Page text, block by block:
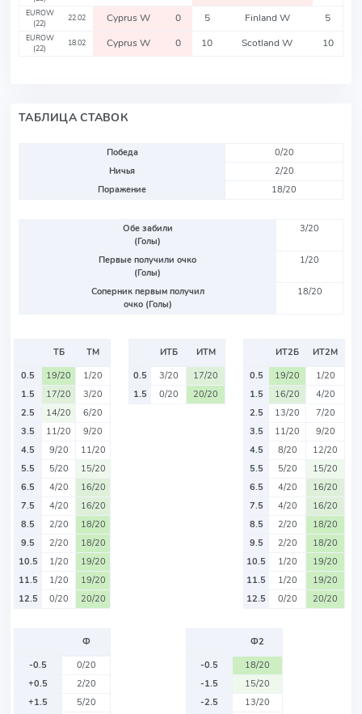
EUROW
(22)
22.02 Cyprus W 0 5 Finland W 5
EUROW
(22)
18.02 Cyprus W 0 10 Scotland W 10
ТАБЛИЦА СТАВОК
Победа
0/20
Ничья
2/20
Поражение
18/20
Обе забили
(Голы)
3/20
Первые получили очко
(Голы)
1/20
Соперник первым получил
очко (Голы)
18/20
ТБ
ТМ
0.5
19/20
1/20
1.5
17/20
3/20
2.5
14/20
6/20
3.5
11/20
9/20
4.5
9/20
11/20
5.5
5/20
15/20
6.5
4/20
16/20
7.5
4/20
16/20
8.5
2/20
18/20
9.5
2/20
18/20
10.5
1/20
19/20
11.5
1/20
19/20
12.5
0/20 20/20
ИТБ
ИТМ
0.5
3/20
17/20
1.5
0/20 20/20
ИТ2Б
ИТ2М
0.5
19/20
1/20
1.5
16/20
4/20
2.5
13/20
7/20
3.5
11/20
9/20
4.5
8/20
12/20
5.5
5/20
15/20
6.5
4/20
16/20
7.5
4/20
16/20
8.5
2/20
18/20
9.5
2/20
18/20
10.5
1/20
19/20
11.5
1/20
19/20
12.5
0/20 20/20
Ф
-0.5
0/20
+0.5
2/20
+1.5
5/20
Ф2
-0.5
18/20
-1.5
15/20
-2.5
13/20